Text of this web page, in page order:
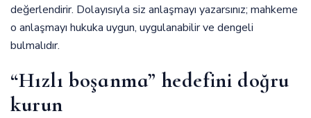
değerlendirir. Dolayısıyla siz anlaşmayı yazarsınız; mahkeme
o anlaşmayı hukuka uygun, uygulanabilir ve dengeli
bulmalıdır.
“Hızlı boşanma” hedefini doğru
kurun